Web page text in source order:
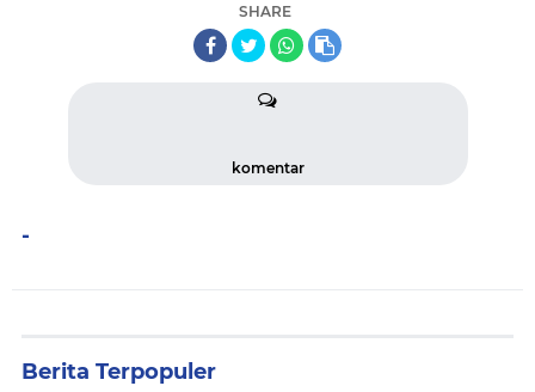
SHARE
komentar
-
Berita Terpopuler